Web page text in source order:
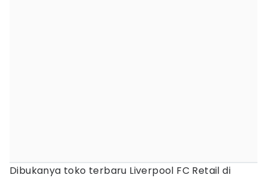
Dibukanya toko terbaru Liverpool FC Retail di